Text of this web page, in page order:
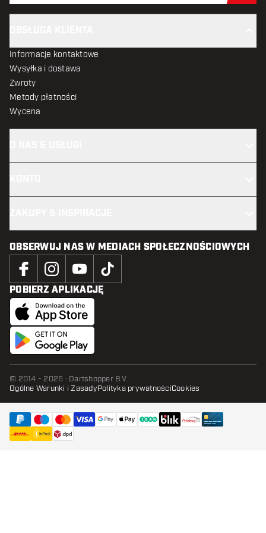
Informacje kontaktowe
Wysyłka i dostawa
Zwroty
Metody płatności
Wycena
OBSERWUJ NAS W MEDIACH SPOŁECZNOŚCIOWYCH
POBIERZ APLIKACJĘ
© 2014 - 2026 · Dartshopper B.V.
Ogólne Warunki i ZasadyPolityka prywatnościCookies